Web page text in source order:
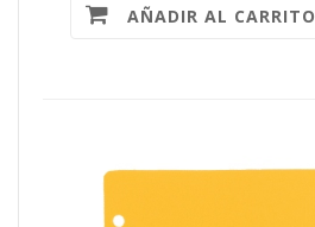
AÑADIR AL CARRITO